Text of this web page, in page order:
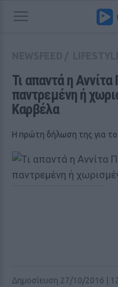
Τι απαντά η Αννίτα
παντρεμένη ή
Καρβέλα
Η πρώτη δήλωση της για
Δημοσίευση 27/10/2016 |